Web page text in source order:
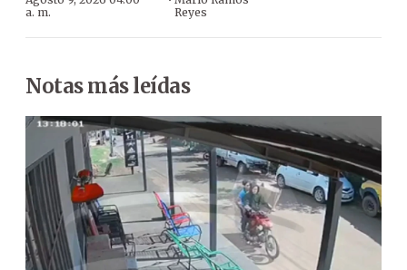
a. m.
Reyes
Notas más leídas